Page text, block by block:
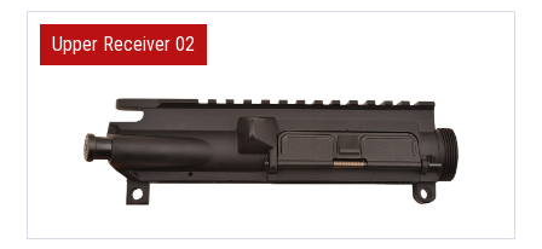
Upper Receiver 02